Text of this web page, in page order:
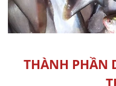
THÀNH PHẦN